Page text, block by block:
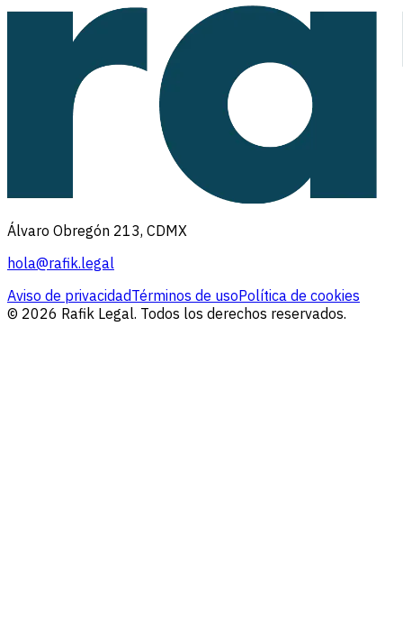
Álvaro Obregón 213, CDMX
hola@rafik.legal
Aviso de privacidadTérminos de usoPolítica de cookies
© 2026 Rafik Legal. Todos los derechos reservados.